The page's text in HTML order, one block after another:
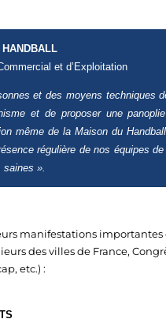
et d’Exploitation
et des moyens techniques
et de proposer une
même de la Maison du
régulière de nos équipes
saines ».
manifestations
des villes de France,
etc.) :